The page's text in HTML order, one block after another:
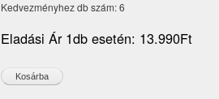
Kedvezményhez db szám:6
Eladási Ár 1db esetén: 13.990Ft